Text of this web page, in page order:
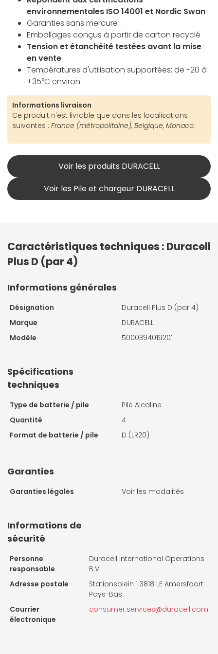
environnementales ISO 14001 et Nordic Swan
Garanties sans mercure
Emballages conçus à partir de carton recyclé
Tension et étanchéité testées avant la mise
en vente
Températures d'utilisation supportées: de -20 à
+35°C environ
Informations livraison
Ce produit n'est livrable que dans les localisations
suivantes : France (métropolitaine), Belgique, Monaco.
Voir les produits DURACELL
Voir les Pile et chargeur DURACELL
Caractéristiques techniques : Duracell
Plus D (par 4)
Informations générales
Désignation
Duracell Plus D (par 4)
Marque
DURACELL
Modèle
5000394019201
Spécifications
techniques
Type de batterie / pile
Pile Alcaline
Quantité
4
Format de batterie / pile
D (LR20)
Garanties
Garanties légales Voir les modalités
Informations de
sécurité
Personne
responsable
Duracell International Operations
B.V.
Adresse postale
Stationsplein 1 3818 LE Amersfoort
Pays-Bas
Courrier
électronique
consumer.services@duracell.com